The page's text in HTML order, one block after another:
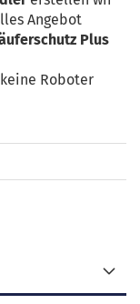
Angebot
Plus
Roboter